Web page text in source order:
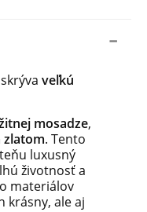
veľkú
mosadze,
zlatom. Tento
luxusný
životnosť a
materiálov
krásny, ale aj